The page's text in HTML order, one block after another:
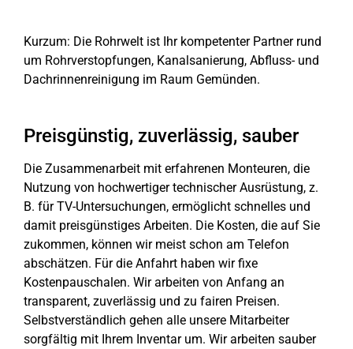
Kurzum: Die Rohrwelt ist Ihr kompetenter Partner rund
um Rohrverstopfungen, Kanalsanierung, Abfluss- und
Dachrinnenreinigung im Raum Gemünden.
Preisgünstig, zuverlässig, sauber
Die Zusammenarbeit mit erfahrenen Monteuren, die
Nutzung von hochwertiger technischer Ausrüstung, z.
B. für TV-Untersuchungen, ermöglicht schnelles und
damit preisgünstiges Arbeiten. Die Kosten, die auf Sie
zukommen, können wir meist schon am Telefon
abschätzen. Für die Anfahrt haben wir fixe
Kostenpauschalen. Wir arbeiten von Anfang an
transparent, zuverlässig und zu fairen Preisen.
Selbstverständlich gehen alle unsere Mitarbeiter
sorgfältig mit Ihrem Inventar um. Wir arbeiten sauber